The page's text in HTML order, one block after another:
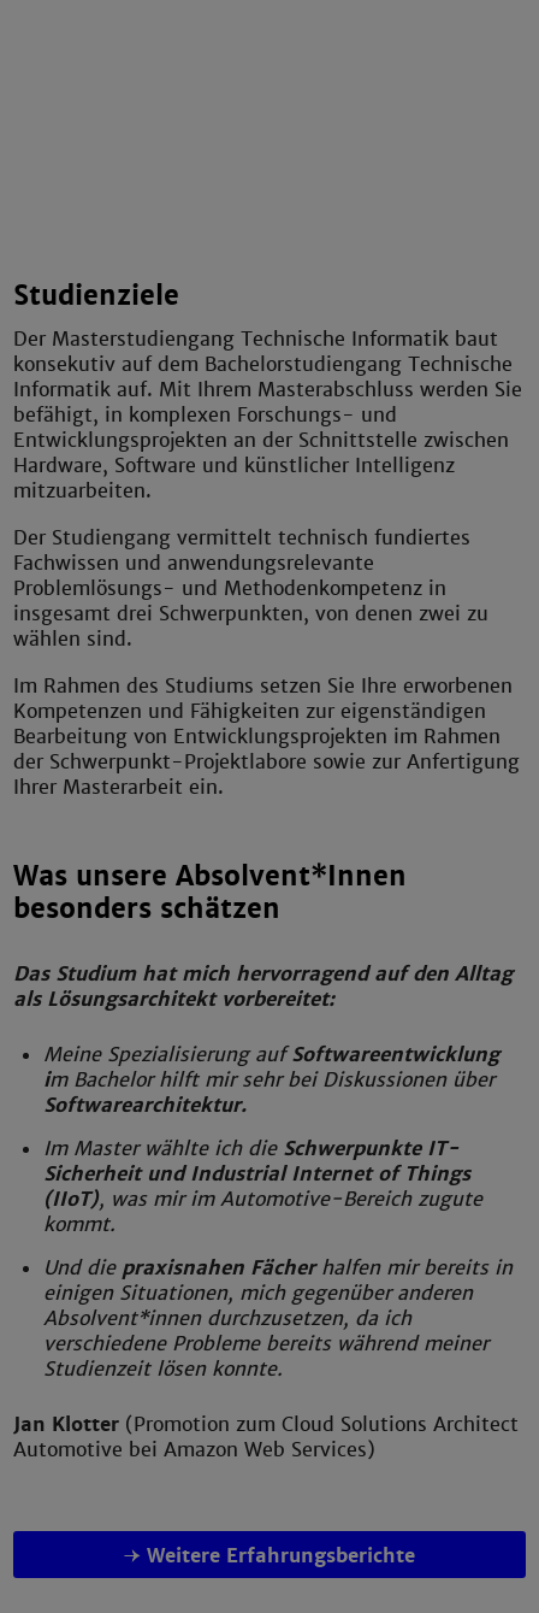
Studienziele
Der Masterstudiengang Technische Informatik baut
konsekutiv auf dem Bachelorstudiengang Technische
Informatik auf. Mit Ihrem Masterabschluss werden Sie
befähigt, in komplexen Forschungs- und
Entwicklungsprojekten an der Schnittstelle zwischen
Hardware, Software und künstlicher Intelligenz
mitzuarbeiten.
Der Studiengang vermittelt technisch fundiertes
Fachwissen und anwendungsrelevante
Problemlösungs- und Methodenkompetenz in
insgesamt drei Schwerpunkten, von denen zwei zu
wählen sind.
Im Rahmen des Studiums setzen Sie Ihre erworbenen
Kompetenzen und Fähigkeiten zur eigenständigen
Bearbeitung von Entwicklungsprojekten im Rahmen
der Schwerpunkt-Projektlabore sowie zur Anfertigung
Ihrer Masterarbeit ein.
Was unsere Absolvent*Innen
besonders schätzen
Das Studium hat mich hervorragend auf den Alltag
als Lösungsarchitekt vorbereitet:
Meine Spezialisierung aufSoftwareentwicklung
im Bachelor hilft mir sehr bei Diskussionen über
Softwarearchitektur.
Im Master wählte ich die Schwerpunkte IT-
Sicherheit und Industrial Internet of Things
(IIoT), was mir im Automotive-Bereich zugute
kommt.
Und diepraxisnahen Fächerhalfen mir bereits in
einigen Situationen, mich gegenüber anderen
Absolvent*innen durchzusetzen, da ich
verschiedene Probleme bereits während meiner
Studienzeit lösen konnte.
Jan Klotter (Promotion zum Cloud Solutions Architect
Automotive bei Amazon Web Services)
Weitere Erfahrungsberichte